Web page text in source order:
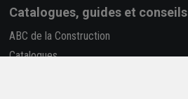
Catalogues, guides et conseils
ABC de la Construction
Catalogues